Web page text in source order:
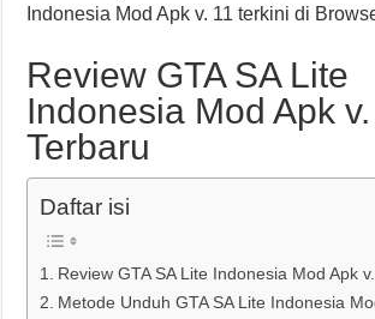
Indonesia Mod Apk v. 11 terkini di
Review GTA SA Lite
Indonesia Mod Apk
Terbaru
Daftar isi
Review GTA SA Lite Indonesia Mod Apk
Metode Unduh GTA SA Lite Indonesia